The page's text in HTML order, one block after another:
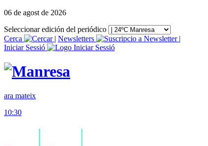
06 de agost de 2026
Seleccionar edición del periódico
Cerca
| Newsletters
|
Iniciar Sessió
ara mateix
10:30